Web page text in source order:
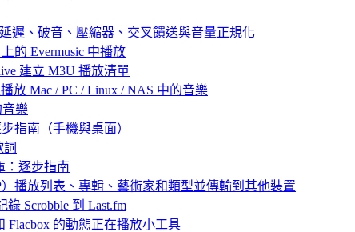
遲、破音、壓縮器、交叉饋送與音量正規化
的 Evermusic 中播放
建立 M3U 播放清單
放 Mac / PC / Linux / NAS 中的音樂
音樂
指南（手機與桌面）
：逐步指南
）播放列表、專輯、藝術家和類型並傳輸到其他裝置
錄 Scrobble 到 Last.fm
Flacbox 的動態正在播放小工具